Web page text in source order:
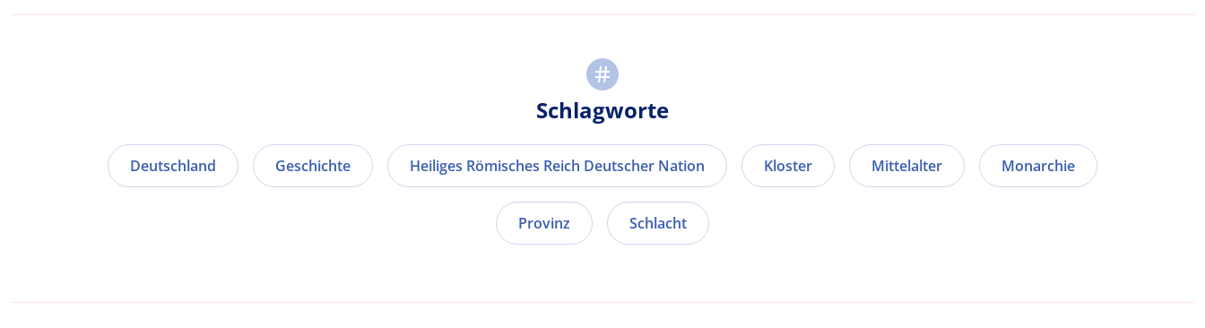
Schlagworte
Deutschland Geschichte Heiliges Römisches Reich Deutscher Nation Kloster Mittelalter Monarchie
Provinz Schlacht